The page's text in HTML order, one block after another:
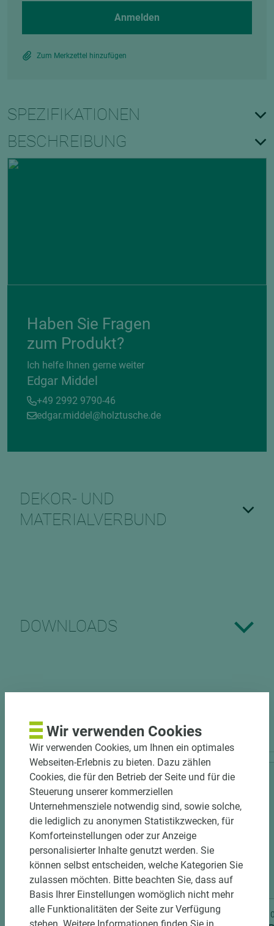
Anmelden
Zum Merkzettel hinzufügen
SPEZIFIKATIONEN
BESCHREIBUNG
Haben Sie Fragen
zum Produkt?
Ich helfe Ihnen gerne weiter
Edgar Middel
+49 2992 9790-46
edgar.middel@holztusche.de
DEKOR- UND
MATERIALVERBUND
DOWNLOADS
PASSENDES ZUBEHÖR
3 weitere Varianten
Art.-Nr. 06300000708 Art.-Nr.
Wir verwenden Cookies
Wir verwenden Cookies, um Ihnen ein optimales
Webseiten-Erlebnis zu bieten. Dazu zählen
Cookies, die für den Betrieb der Seite und für die
Steuerung unserer kommerziellen
Unternehmensziele notwendig sind, sowie solche,
die lediglich zu anonymen Statistikzwecken, für
Komforteinstellungen oder zur Anzeige
personalisierter Inhalte genutzt werden. Sie
können selbst entscheiden, welche Kategorien Sie
zulassen möchten. Bitte beachten Sie, dass auf
Basis Ihrer Einstellungen womöglich nicht mehr
alle Funktionalitäten der Seite zur Verfügung
stehen. Weitere Informationen finden Sie in